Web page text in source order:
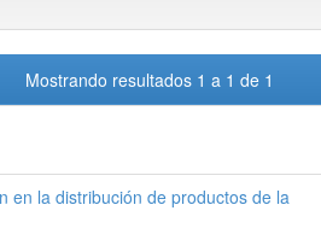
Mostrando resultados 1 a 1 de 1
en la distribución de productos de la